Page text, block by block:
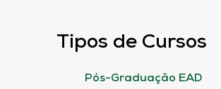
Tipos de Cursos
Pós-Graduação EAD